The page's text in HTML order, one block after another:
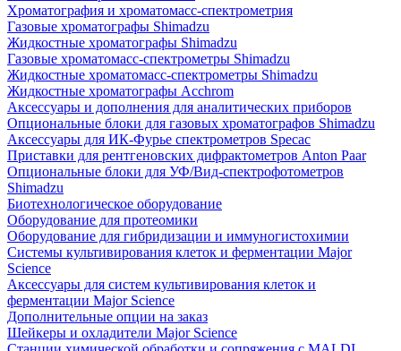
Хроматография и хроматомасс-спектрометрия
Газовые хроматографы Shimadzu
Жидкостные хроматографы Shimadzu
Газовые хроматомасс-спектрометры Shimadzu
Жидкостные хроматомасс-спектрометры Shimadzu
Жидкостные хроматографы Acchrom
Аксессуары и дополнения для аналитических приборов
Опциональные блоки для газовых хроматографов Shimadzu
Аксессуары для ИК-Фурье спектрометров Specac
Приставки для рентгеновских дифрактометров Anton Paar
Опциональные блоки для УФ/Вид-спектрофотометров
Shimadzu
Биотехнологическое оборудование
Оборудование для протеомики
Оборудование для гибридизации и иммуногистохимии
Системы культивирования клеток и ферментации Major
Science
Аксессуары для систем культивирования клеток и
ферментации Major Science
Дополнительные опции на заказ
Шейкеры и охладители Major Science